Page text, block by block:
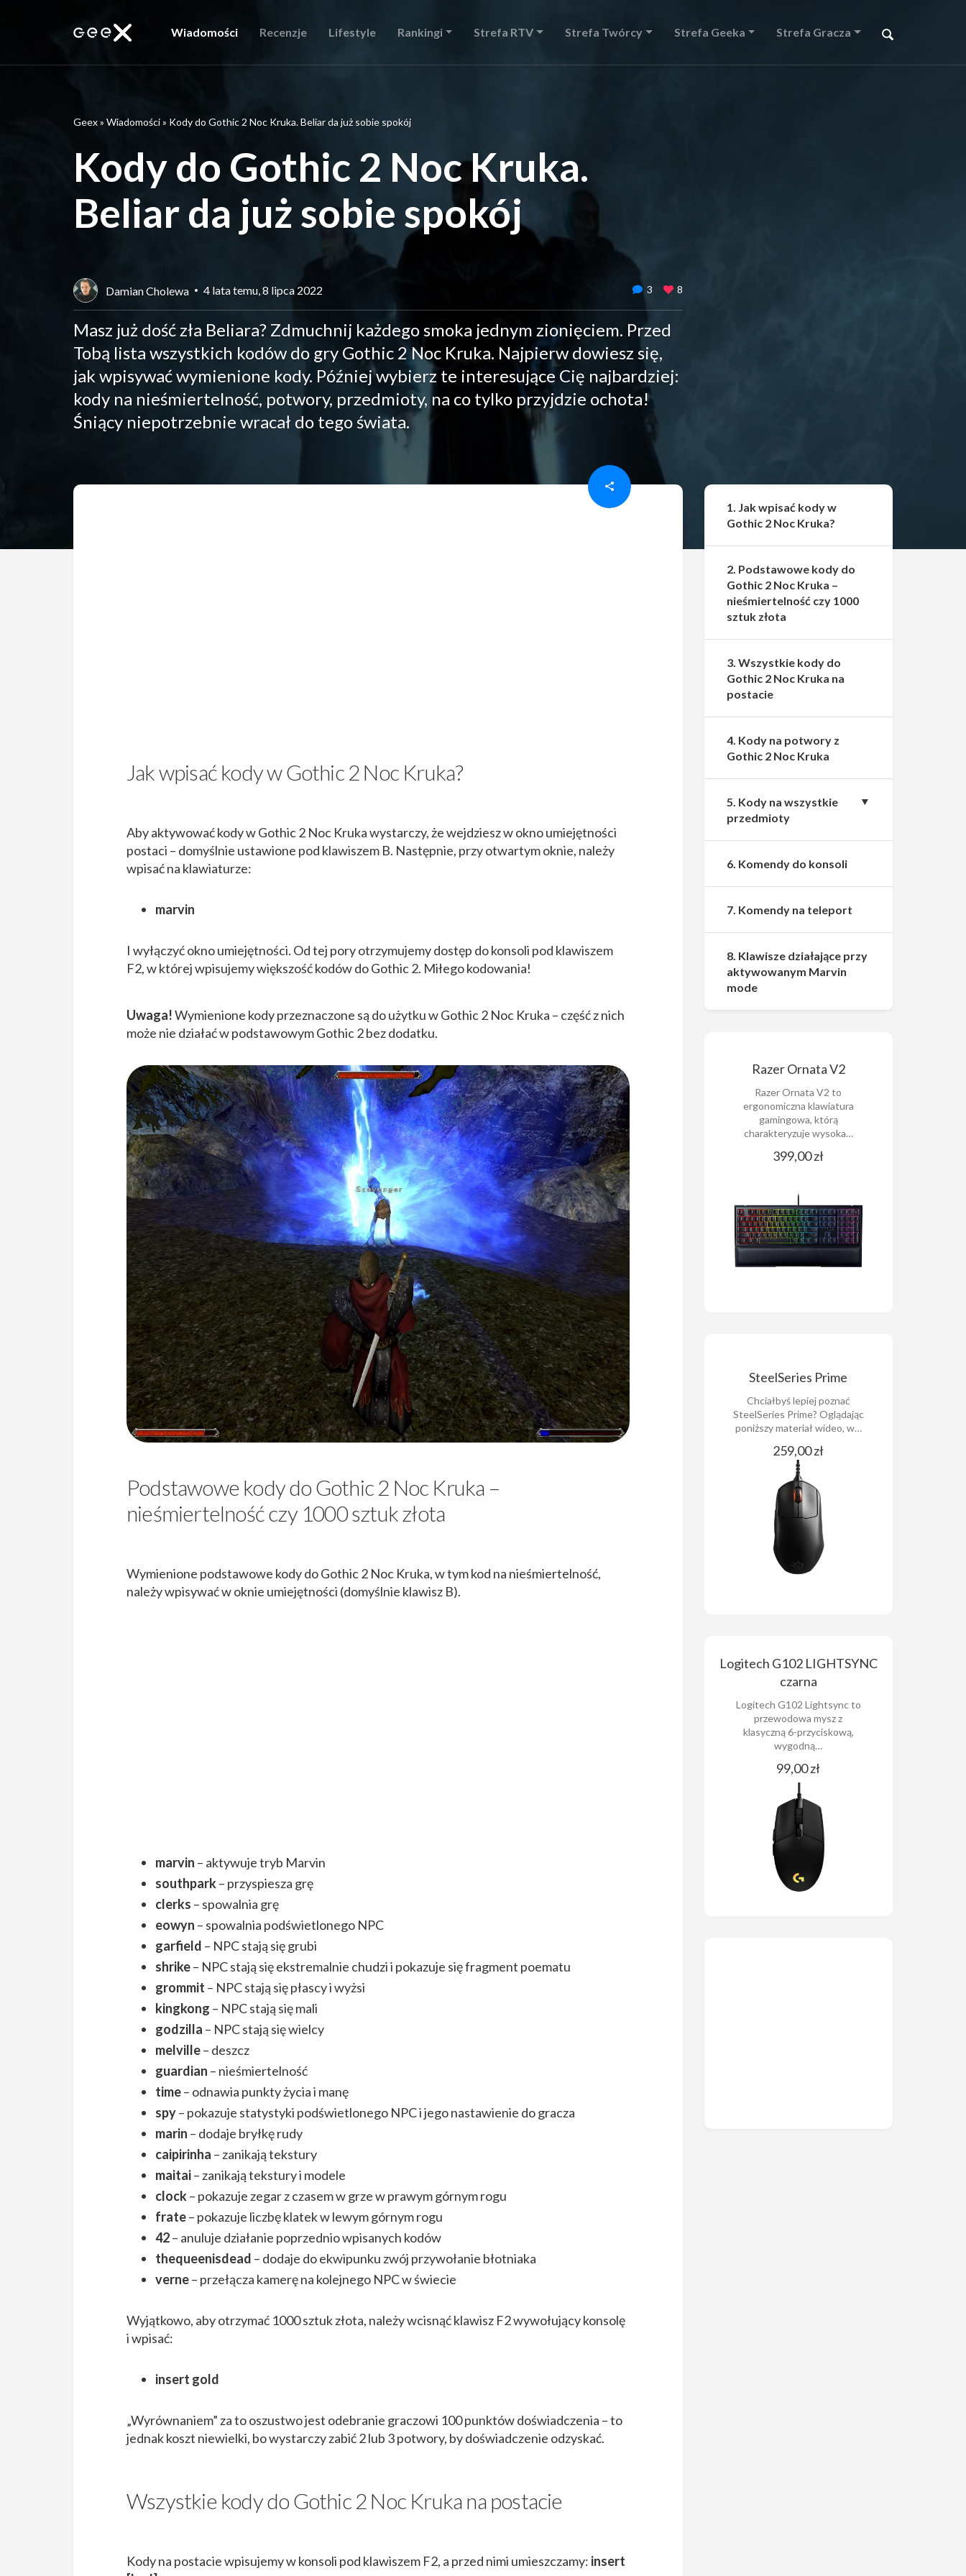
Wiadomości Recenzje Lifestyle Rankingi Strefa RTV Strefa Twórcy Strefa Geeka Strefa Gracza
Geex» Wiadomości» Kody do Gothic 2 Noc Kruka. Beliar da już sobie spokój
Kody do Gothic 2 Noc Kruka.
Beliar da już sobie spokój
Damian Cholewa 4 lata temu, 8 lipca 2022 3 8
Masz już dość zła Beliara? Zdmuchnij każdego smoka jednym zionięciem. Przed
Tobą lista wszystkich kodów do gry Gothic 2 Noc Kruka. Najpierw dowiesz się,
jak wpisywać wymienione kody. Później wybierz te interesujące Cię najbardziej:
kody na nieśmiertelność, potwory, przedmioty, na co tylko przyjdzie ochota!
Śniący niepotrzebnie wracał do tego świata.
Jak wpisać kody w Gothic 2 Noc Kruka?
Aby aktywować kody w Gothic 2 Noc Kruka wystarczy, że wejdziesz w okno umiejętności
postaci – domyślnie ustawione pod klawiszem B. Następnie, przy otwartym oknie, należy
wpisać na klawiaturze:
marvin
I wyłączyć okno umiejętności. Od tej pory otrzymujemy dostęp do konsoli pod klawiszem
F2, w której wpisujemy większość kodów do Gothic 2. Miłego kodowania!
Uwaga!Wymienione kody przeznaczone są do użytku w Gothic 2 Noc Kruka – część z nich
może nie działać w podstawowym Gothic 2 bez dodatku.
Podstawowe kody do Gothic 2 Noc Kruka –
nieśmiertelność czy 1000 sztuk złota
Wymienione podstawowe kody do Gothic 2 Noc Kruka, w tym kod na nieśmiertelność,
należy wpisywać w oknie umiejętności (domyślnie klawisz B).
marvin – aktywuje tryb Marvin
southpark– przyspiesza grę
clerks – spowalnia grę
eowyn – spowalnia podświetlonego NPC
garfield – NPC stają się grubi
shrike– NPC stają się ekstremalnie chudzi i pokazuje się fragment poematu
grommit – NPC stają się płascy i wyżsi
kingkong – NPC stają się mali
godzilla – NPC stają się wielcy
melville– deszcz
guardian – nieśmiertelność
time– odnawia punkty życia i manę
spy– pokazuje statystyki podświetlonego NPC i jego nastawienie do gracza
marin – dodaje bryłkę rudy
caipirinha – zanikają tekstury
maitai– zanikają tekstury i modele
clock– pokazuje zegar z czasem w grze w prawym górnym rogu
frate– pokazuje liczbę klatek w lewym górnym rogu
42– anuluje działanie poprzednio wpisanych kodów
thequeenisdead – dodaje do ekwipunku zwój przywołanie błotniaka
verne– przełącza kamerę na kolejnego NPC w świecie
Wyjątkowo, aby otrzymać 1000 sztuk złota, należy wcisnąć klawisz F2 wywołujący konsolę
i wpisać:
insert gold
„Wyrównaniem” za to oszustwo jest odebranie graczowi 100 punktów doświadczenia – to
jednak koszt niewielki, bo wystarczy zabić 2 lub 3 potwory, by doświadczenie odzyskać.
Wszystkie kody do Gothic 2 Noc Kruka na postacie
Kody na postacie wpisujemy w konsoli pod klawiszem F2, a przed nimi umieszczamy: insert
1. Jak wpisać kody w
Gothic 2 Noc Kruka?
2. Podstawowe kody do
Gothic 2 Noc Kruka –
nieśmiertelność czy 1000
sztuk złota
3. Wszystkie kody do
Gothic 2 Noc Kruka na
postacie
4. Kody na potwory z
Gothic 2 Noc Kruka
5. Kody na wszystkie
przedmioty
6. Komendy do konsoli
7. Komendy na teleport
8. Klawisze działające przy
aktywowanym Marvin
mode
Razer Ornata V2
Razer Ornata V2 to
ergonomiczna klawiatura
gamingowa, którą
charakteryzuje wysoka…
399,00 zł
SteelSeries Prime
Chciałbyś lepiej poznać
SteelSeries Prime? Oglądając
poniższy materiał wideo, w…
259,00 zł
Logitech G102 LIGHTSYNC
czarna
Logitech G102 Lightsync to
przewodowa mysz z
klasyczną 6-przyciskową,
wygodną…
99,00 zł